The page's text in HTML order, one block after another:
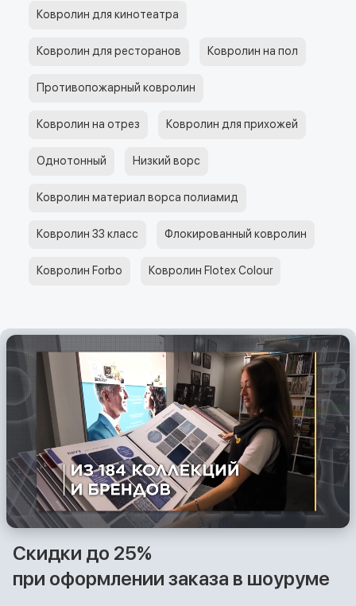
Ковролин для кинотеатра
Ковролин для ресторанов Ковролин на пол
Противопожарный ковролин
Ковролин на отрез Ковролин для прихожей
Однотонный Низкий ворс
Ковролин материал ворса полиамид
Ковролин 33 класс Флокированный ковролин
Ковролин Forbo Ковролин Flotex Colour
Скидки до 25%
при оформлении заказа в шоуруме